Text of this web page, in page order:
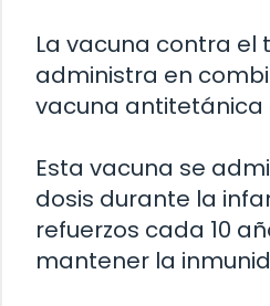
La vacuna contra el
administra en
vacuna antitetánica
Esta vacuna se
dosis durante la
refuerzos cada 10
mantener la